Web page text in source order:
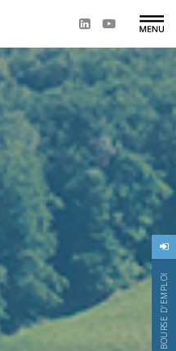
BOURSE D'EMPLOI